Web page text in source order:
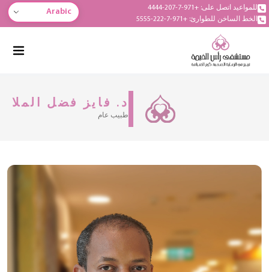
للمواعيد اتصل على: +971-7-207-4444
الخط الساخن للطوارئ: +971-7-222-5555
Arabic
د. فايز فضل الملا
طبيب عام